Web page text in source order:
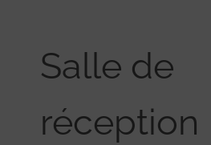
Salle de
réception